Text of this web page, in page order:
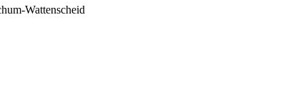
Wattenscheid